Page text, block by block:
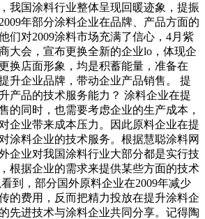
我国涂料行业整体呈现回暖迹象，提振
年部分涂料企业在品牌、产品方面的
们对2009涂料市场充满了信心，4月紫
大会，宣布更换全新的企业lo，体现企
换店面形象，均是积蓄能量，准备在
升企业品牌，带动企业产品销售。 提
产品的技术服务能力？ 涂料企业在提
的同时，也需要考虑企业的生产成本，
企业带来成本压力。因此原料企业在提
涂料企业的技术服务。根据慧聪涂料网
企业对我国涂料行业大部分都是实行技
根据企业的需求来提供某些方面的技术
到，部分国外原料企业在2009年减少
的费用，反而把精力投放在提升涂料企
先进技术与涂料企业共同分享。记得陶